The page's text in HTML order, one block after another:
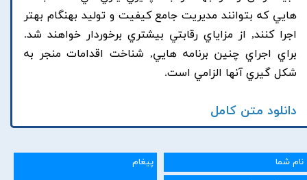
هايي که بتوانند مديريت جامع کيفيت و توليد بهنگام بهتر
اجرا کنند, از مزاياي رقابتي بيشتري برخوردار خواهند شد.
براي اجراي چنين برنامه هايي, شناخت اقدامات منجر به
شکل گيري آنها الزامي است.
دانلود متن کامل